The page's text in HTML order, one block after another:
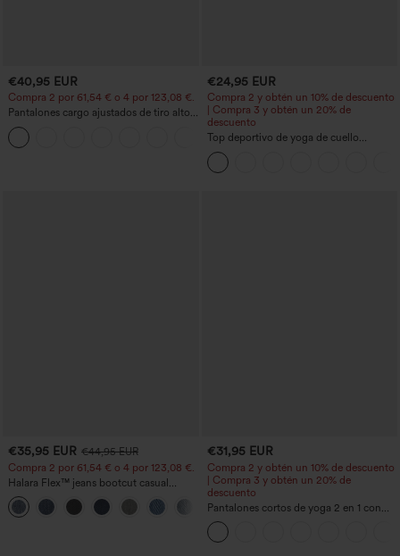
€40,95 EUR
Compra 2 por 61,54 € o 4 por 123,08 €.
Pantalones cargo ajustados de tiro alto
con múltiples bolsillos y cremallera con
botones
+10
€24,95 EUR
Compra 2 y obtén un 10% de descuento
| Compra 3 y obtén un 20% de
descuento
Top deportivo de yoga de cuello
redondo y manga corta, con fruncidos y
tacto fresco - UPF50+
€35,95 EUR €44,95 EUR
Compra 2 por 61,54 € o 4 por 123,08 €.
Halara Flex™ jeans bootcut casual
lavados, de talle alto y con bolsillos
+5
€31,95 EUR
Compra 2 y obtén un 10% de descuento
| Compra 3 y obtén un 20% de
descuento
Pantalones cortos de yoga 2 en 1 con
bolsillo trasero de talle muy alto y
bolsillo lateral oculto de 5&#39;&#39;
de longitud más larga